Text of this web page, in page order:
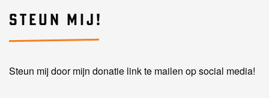
STEUN MIJ!
Steun mij door mijn donatie link te mailen op social media!